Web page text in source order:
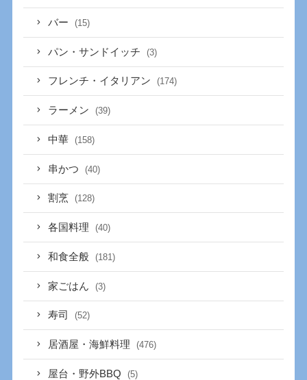
バー (15)
パン・サンドイッチ (3)
フレンチ・イタリアン (174)
ラーメン (39)
中華 (158)
串かつ (40)
割烹 (128)
各国料理 (40)
和食全般 (181)
家ごはん (3)
寿司 (52)
居酒屋・海鮮料理 (476)
屋台・野外BBQ (5)